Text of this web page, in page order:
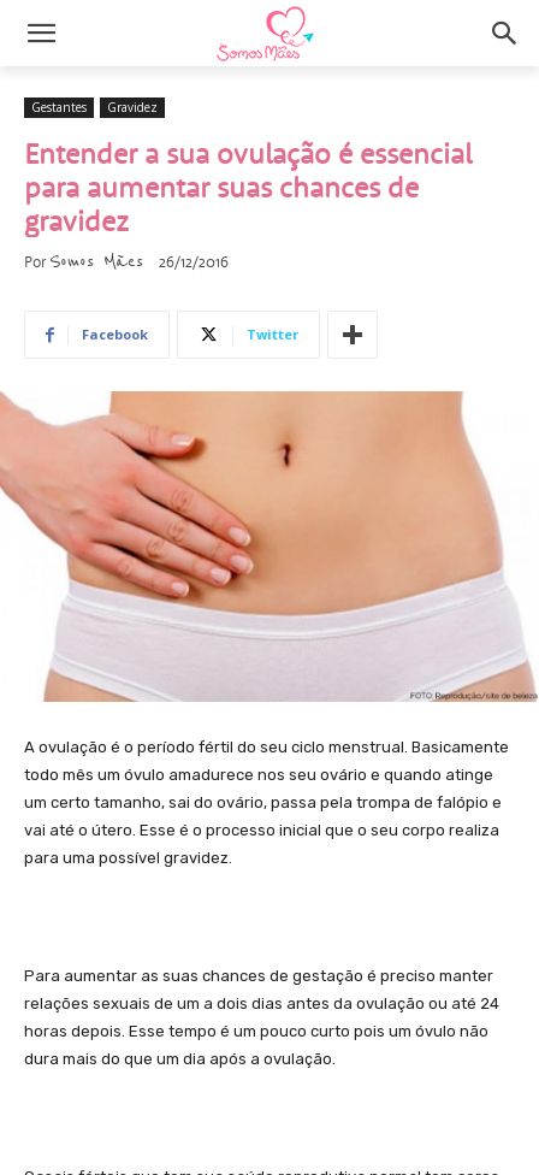
Gestantes Gravidez
Entender a sua ovulação é essencial
para aumentar suas chances de
gravidez
Por Somos Mães 26/12/2016
Facebook Twitter
A ovulação é o período fértil do seu ciclo menstrual. Basicamente
todo mês um óvulo amadurece nos seu ovário e quando atinge
um certo tamanho, sai do ovário, passa pela trompa de falópio e
vai até o útero. Esse é o processo inicial que o seu corpo realiza
para uma possível gravidez.
Para aumentar as suas chances de gestação é preciso manter
relações sexuais de um a dois dias antes da ovulação ou até 24
horas depois. Esse tempo é um pouco curto pois um óvulo não
dura mais do que um dia após a ovulação.